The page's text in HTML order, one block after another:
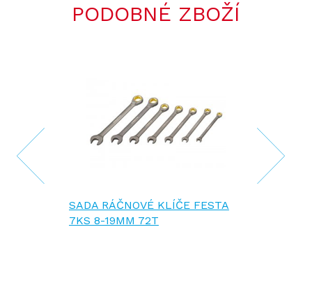
PODOBNÉ ZBOŽÍ
SADA RÁČNOVÉ KLÍČE FESTA
7KS 8-19MM 72T